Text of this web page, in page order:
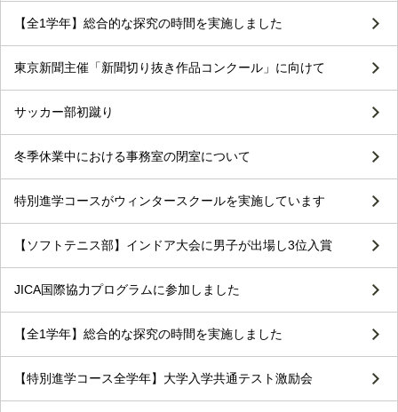
【全1学年】総合的な探究の時間を実施しました
東京新聞主催「新聞切り抜き作品コンクール」に向けて
サッカー部初蹴り
冬季休業中における事務室の閉室について
特別進学コースがウィンタースクールを実施しています
【ソフトテニス部】インドア大会に男子が出場し3位入賞
JICA国際協力プログラムに参加しました
【全1学年】総合的な探究の時間を実施しました
【特別進学コース全学年】大学入学共通テスト激励会